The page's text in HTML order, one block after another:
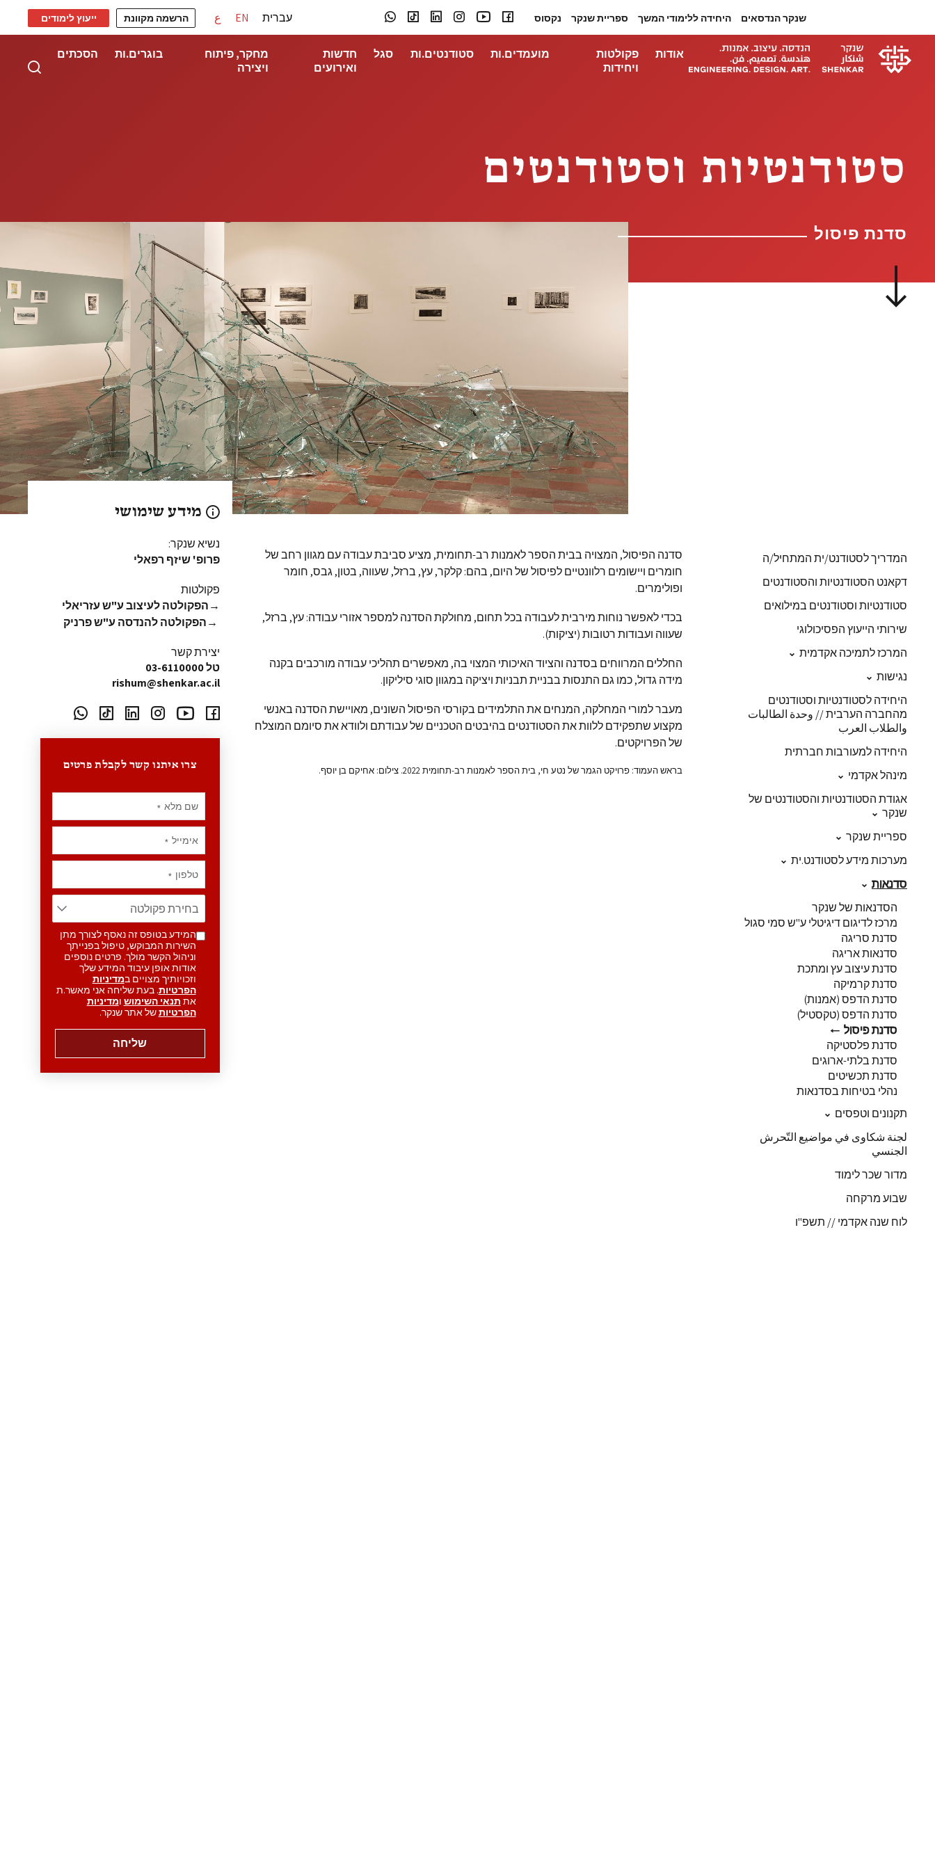
שנקר הנדסאים היחידה ללימודי המשך ספריית שנקר נקסוס עברית EN ع הרשמה מקוונת ייעוץ לימודים
אודות
פקולטות
ויחידות
מועמדים.ות סטודנטים.ות סגל
חדשות
ואירועים
מחקר, פיתוח
ויצירה
בוגרים.ות הסכתים
סטודנטיות וסטודנטים
סדנת פיסול
המדריך לסטודנט/ית המתחיל/ה
דקאנט הסטודנטיות והסטודנטים
סטודנטיות וסטודנטים במילואים
שירותי הייעוץ הפסיכולוגי
המרכז לתמיכה אקדמית
נגישות
היחידה לסטודנטיות וסטודנטים
מהחברה הערבית // وحدة الطالبات
والطلاب العرب
היחידה למעורבות חברתית
מינהל אקדמי
אגודת הסטודנטיות והסטודנטים של
שנקר
ספריית שנקר
מערכות מידע לסטודנט.ית
סדנאות
הסדנאות של שנקר
מרכז לדיגום דיגיטלי ע"ש סמי סגול
סדנת סריגה
סדנאות אריגה
סדנת עיצוב עץ ומתכת
סדנת קרמיקה
סדנת הדפס (אמנות)
סדנת הדפס (טקסטיל)
סדנת פיסול
סדנת פלסטיקה
סדנת בלתי-ארוגים
סדנת תכשיטים
נהלי בטיחות בסדנאות
תקנונים וטפסים
لجنة شكاوى في مواضيع التّحرش
الجنسي
מדור שכר לימוד
שבוע מרקחה
לוח שנה אקדמי // תשפ"ו
סדנה הפיסול, המצויה בבית הספר לאמנות רב-תחומית, מציע סביבת עבודה עם מגוון רחב של
חומרים ויישומים רלוונטיים לפיסול של היום, בהם: קלקר, עץ, ברזל, שעווה, בטון, גבס, חומר
ופולימרים.
בכדי לאפשר נוחות מירבית לעבודה בכל תחום, מחולקת הסדנה למספר אזורי עבודה: עץ, ברזל,
שעווה ועבודות רטובות (יציקות).
החללים המרווחים בסדנה והציוד האיכותי המצוי בה, מאפשרים תהליכי עבודה מורכבים בקנה
מידה גדול, כמו גם התנסות בבניית תבניות ויציקה במגוון סוגי סיליקון.
מעבר למורי המחלקה, המנחים את התלמידים בקורסי הפיסול השונים, מאויישת הסדנה באנשי
מקצוע שתפקידם ללוות את הסטודנטים בהיבטים הטכניים של עבודתם ולוודא את סיומם המוצלח
של הפרויקטים.
בראש העמוד: פרויקט הגמר של נטע חי, בית הספר לאמנות רב-תחומית 2022. צילום: אחיקם בן יוסף.
מידע שימושי
נשיא שנקר:
פרופ' שיזף רפאלי
פקולטות
→הפקולטה לעיצוב ע"ש עזריאלי
→הפקולטה להנדסה ע"ש פרניק
יצירת קשר
טל 03-6110000
rishum@shenkar.ac.il
צרו איתנו קשר לקבלת פרטים
שם מלא *
אימייל *
טלפון *
המידע בטופס זה נאסף לצורך מתן
השירות המבוקש, טיפול בפנייתך
וניהול הקשר מולך. פרטים נוספים
אודות אופן עיבוד המידע שלך
וזכויותיך מצויים במדיניות
הפרטיות. בעת שליחה אני מאשר.ת
את תנאי השימוש ומדיניות
הפרטיותשל אתר שנקר.
שליחה